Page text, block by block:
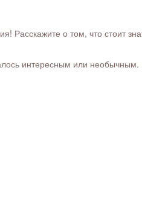
о том, что стоит
интересным или